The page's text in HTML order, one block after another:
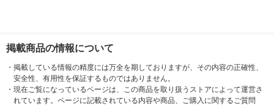
掲載商品の情報について
・ 掲載している情報の精度には万全を期しておりますが、その内容の正確性、
安全性、有用性を保証するものではありません。
・ 現在ご覧になっているページは、この商品を取り扱うストアによって運営さ
れています。ページに記載されている内容や商品、ご購入に関するご質問